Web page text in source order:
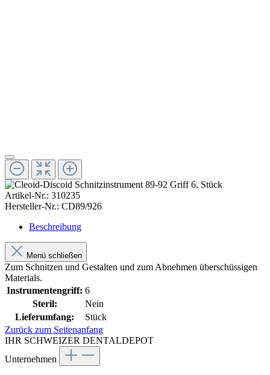
Artikel-Nr.: 310235
Hersteller-Nr.: CD89/926
Beschreibung
Menü schließen
Zum Schnitzen und Gestalten und zum Abnehmen überschüssigen
Materials.
Instrumentengriff: 6
Steril:
Nein
Lieferumfang:
Stück
Zurück zum Seitenanfang
IHR SCHWEIZER DENTALDEPOT
Unternehmen